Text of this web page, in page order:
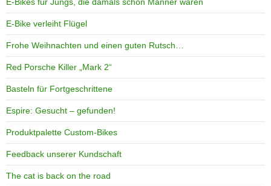
E-Bike verleiht Flügel
Frohe Weihnachten und einen guten Rutsch…
Red Porsche Killer „Mark 2“
Basteln für Fortgeschrittene
Espire: Gesucht – gefunden!
Produktpalette Custom-Bikes
Feedback unserer Kundschaft
The cat is back on the road